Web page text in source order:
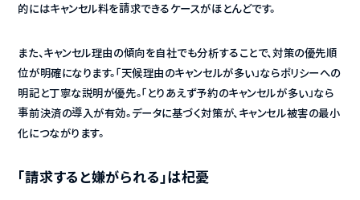
的にはキャンセル料を請求できるケースがほとんどです。
また、キャンセル理由の傾向を自社でも分析することで、対策の優先順
位が明確になります。「天候理由のキャンセルが多い」ならポリシーへの
明記と丁寧な説明が優先。「とりあえず予約のキャンセルが多い」なら
事前決済の導入が有効。データに基づく対策が、キャンセル被害の最小
化につながります。
「請求すると嫌がられる」は杞憂